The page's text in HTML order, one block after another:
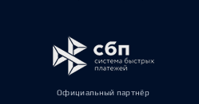
Официальный партнёр